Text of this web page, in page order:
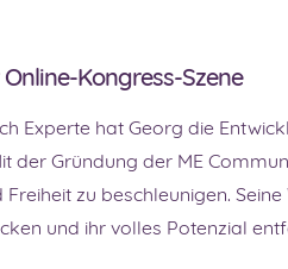
Kongress-Szene
Experte hat Georg die
der Gründung der ME
zu beschleunigen.
und ihr volles Potenzial